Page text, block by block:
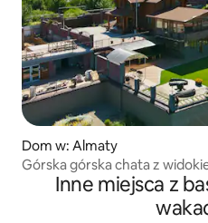
Dom w: Almaty
Górska górska chata z
Inne miejsca z